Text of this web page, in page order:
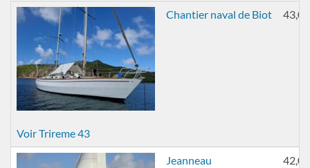
Voir Trireme 43
Chantier naval de Biot
Jeanneau